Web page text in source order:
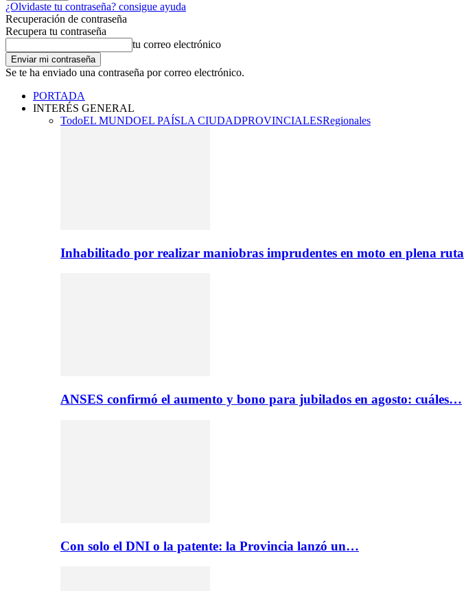
¿Olvidaste tu contraseña? consigue ayuda
Recuperación de contraseña
Recupera tu contraseña
tu correo electrónico
Se te ha enviado una contraseña por correo electrónico.
PORTADA
INTERÉS GENERAL
TodoEL MUNDOEL PAÍSLA CIUDADPROVINCIALESRegionales
Inhabilitado por realizar maniobras imprudentes en moto en plena ruta
ANSES confirmó el aumento y bono para jubilados en agosto: cuáles…
Con solo el DNI o la patente: la Provincia lanzó un…